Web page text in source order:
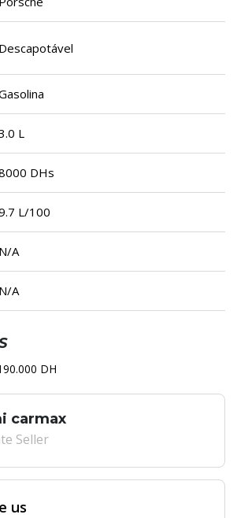
Telegram
Link
Share
Descapotável
L
DHs
L/100
N/A
N/A
DH
carmax
Seller
us